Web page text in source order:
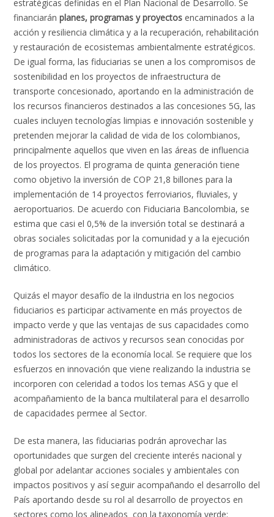
estratégicas definidas en el Plan Nacional de Desarrollo. Se
financiaránplanes, programas y proyectos encaminados a la
acción y resiliencia climática y a la recuperación, rehabilitación
y restauración de ecosistemas ambientalmente estratégicos.
De igual forma, las fiduciarias se unen a los compromisos de
sostenibilidad en los proyectos de infraestructura de
transporte concesionado, aportando en la administración de
los recursos financieros destinados a las concesiones 5G, las
cuales incluyen tecnologías limpias e innovación sostenible y
pretenden mejorar la calidad de vida de los colombianos,
principalmente aquellos que viven en las áreas de influencia
de los proyectos. El programa de quinta generación tiene
como objetivo la inversión de COP 21,8 billones para la
implementación de 14 proyectos ferroviarios, fluviales, y
aeroportuarios. De acuerdo con Fiduciaria Bancolombia, se
estima que casi el 0,5% de la inversión total se destinará a
obras sociales solicitadas por la comunidad y a la ejecución
de programas para la adaptación y mitigación del cambio
climático.
Quizás el mayor desafío de la iIndustria en los negocios
fiduciarios es participar activamente en más proyectos de
impacto verde y que las ventajas de sus capacidades como
administradoras de activos y recursos sean conocidas por
todos los sectores de la economía local. Se requiere que los
esfuerzos en innovación que viene realizando la industria se
incorporen con celeridad a todos los temas ASG y que el
acompañamiento de la banca multilateral para el desarrollo
de capacidades permee al Sector.
De esta manera, las fiduciarias podrán aprovechar las
oportunidades que surgen del creciente interés nacional y
global por adelantar acciones sociales y ambientales con
impactos positivos y así seguir acompañando el desarrollo del
País aportando desde su rol al desarrollo de proyectos en
sectores como los alineados con la taxonomía verde: